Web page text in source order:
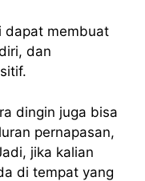
dapat membuat
dan
dingin juga bisa
pernapasan,
jika kalian
di tempat yang